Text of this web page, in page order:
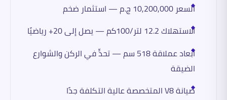
السعر 10,200,000 ج.م — استثمار ضخم
الاستهلاك 12.2 لتر/100كم — يصل إلى 20+ رياضيًا
أبعاد عملاقة 518 سم — تحدٍّ في الركن والشوارع
الضيقة
صيانة V8 المتخصصة عالية التكلفة جدًا